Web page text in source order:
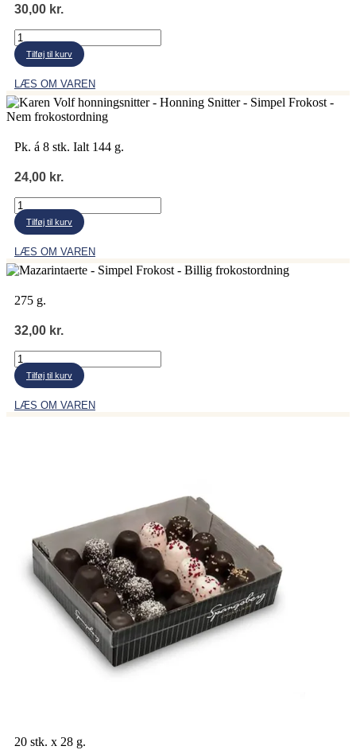
30,00 kr.
Karen
Volf
brownie
bites
antal
Tilføj til kurv
LÆS OM VAREN
Pk. á 8 stk. Ialt 144 g.
24,00 kr.
Karen
Volf
honningsnitter
antal
Tilføj til kurv
LÆS OM VAREN
275 g.
32,00 kr.
Mazarintærte
antalTilføj til kurv
LÆS OM VAREN
20 stk. x 28 g.